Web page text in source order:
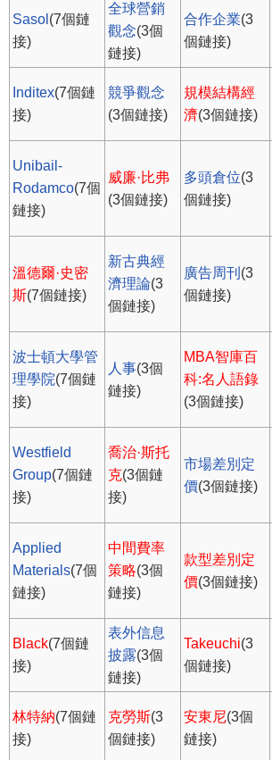
Sasol (7個鏈
接)
全球營銷
觀念(3個
鏈接)
合作企業(3
個鏈接)
Inditex(7個鏈
接)
競爭觀念
(3個鏈接)
規模結構經
濟(3個鏈接)
Unibail-
Rodamco(7個
鏈接)
威廉·比弗
(3個鏈接)
多頭倉位(3
個鏈接)
溫德爾·史密
斯(7個鏈接)
新古典經
濟理論(3
個鏈接)
廣告周刊 (3
個鏈接)
波士頓大學管
理學院(7個鏈
接)
人事(3個
鏈接)
MBA智庫百
科:名人語錄
(3個鏈接)
Westfield
Group(7個鏈
接)
喬治·斯托
克(3個鏈
接)
市場差別定
價(3個鏈接)
Applied
Materials(7個
鏈接)
中間費率
策略(3個
鏈接)
款型差別定
價(3個鏈接)
Black(7個鏈
接)
表外信息
披露(3個
鏈接)
Takeuchi(3
個鏈接)
林特納(7個鏈
接)
克勞斯(3
個鏈接)
安東尼(3個
鏈接)